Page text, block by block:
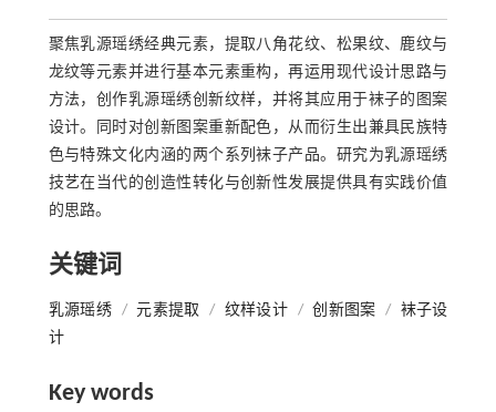
聚焦乳源瑶绣经典元素，提取八角花纹、松果纹、鹿纹与
龙纹等元素并进行基本元素重构，再运用现代设计思路与
方法，创作乳源瑶绣创新纹样，并将其应用于袜子的图案
设计。同时对创新图案重新配色，从而衍生出兼具民族特
色与特殊文化内涵的两个系列袜子产品。研究为乳源瑶绣
技艺在当代的创造性转化与创新性发展提供具有实践价值
的思路。
关键词
乳源瑶绣 / 元素提取 / 纹样设计 / 创新图案 / 袜子设
计
Key words